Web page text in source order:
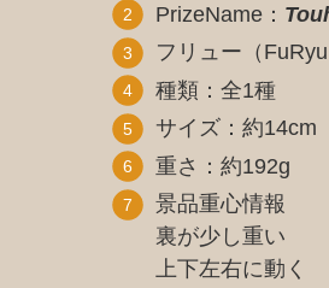
PrizeName：
フリュー（
種類：全1種
サイズ：約14cm
重さ：約192g
景品重心情報
裏が少し重い
上下左右に動く